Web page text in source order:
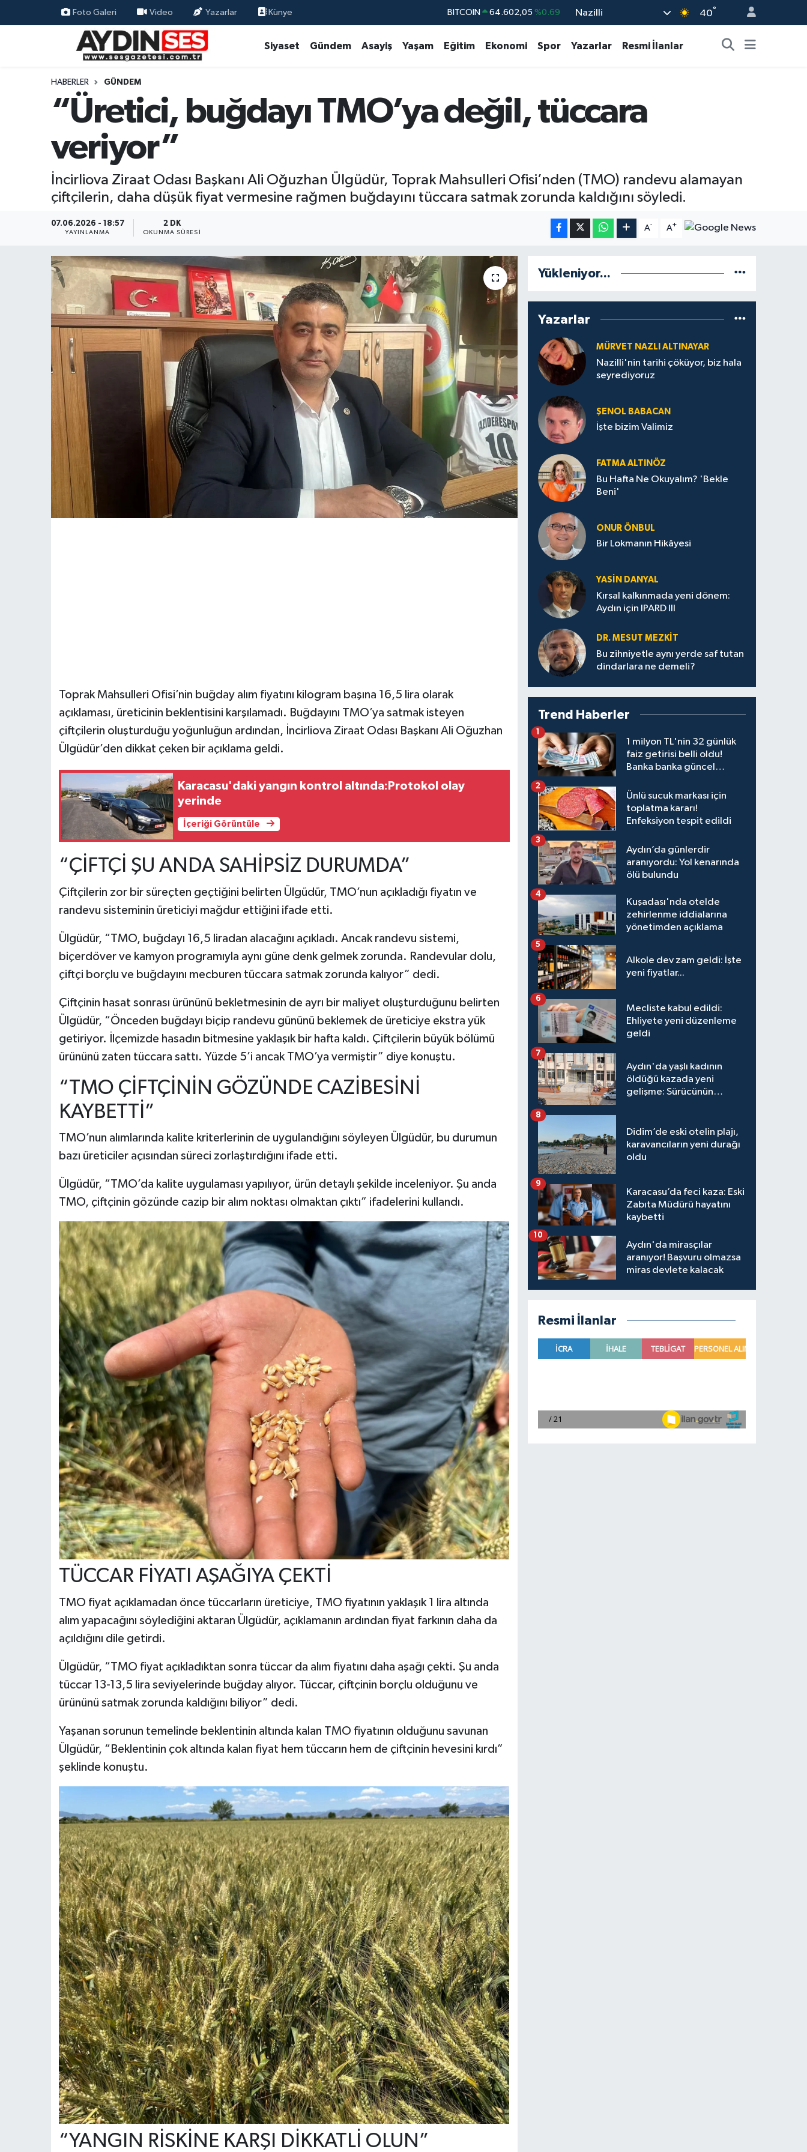
Foto Galeri Video Yazarlar Künye DOLAR 47,6006 %0.06
BİST100 13.768 %48
Nazilli 40°
Siyaset Gündem Asayiş Yaşam Eğitim Ekonomi Spor Yazarlar Resmi İlanlar
HABERLER GÜNDEM
“Üretici, buğdayı TMO’ya değil, tüccara
veriyor”
İncirliova Ziraat Odası Başkanı Ali Oğuzhan Ülgüdür, Toprak Mahsulleri Ofisi’nden (TMO) randevu alamayan
çiftçilerin, daha düşük fiyat vermesine rağmen buğdayını tüccara satmak zorunda kaldığını söyledi.
07.06.2026 - 18:57
YAYINLANMA
2 DK
OKUNMA SÜRESI
A- A+
Toprak Mahsulleri Ofisi’nin buğday alım fiyatını kilogram başına 16,5 lira olarak
açıklaması, üreticinin beklentisini karşılamadı. Buğdayını TMO’ya satmak isteyen
çiftçilerin oluşturduğu yoğunluğun ardından, İncirliova Ziraat Odası Başkanı Ali Oğuzhan
Ülgüdür’den dikkat çeken bir açıklama geldi.
Karacasu'daki yangın kontrol altında:Protokol olay
yerinde
İçeriği Görüntüle
“ÇİFTÇİ ŞU ANDA SAHİPSİZ DURUMDA”
Çiftçilerin zor bir süreçten geçtiğini belirten Ülgüdür, TMO’nun açıkladığı fiyatın ve
randevu sisteminin üreticiyi mağdur ettiğini ifade etti.
Ülgüdür, “TMO, buğdayı 16,5 liradan alacağını açıkladı. Ancak randevu sistemi,
biçerdöver ve kamyon programıyla aynı güne denk gelmek zorunda. Randevular dolu,
çiftçi borçlu ve buğdayını mecburen tüccara satmak zorunda kalıyor” dedi.
Çiftçinin hasat sonrası ürününü bekletmesinin de ayrı bir maliyet oluşturduğunu belirten
Ülgüdür, “Önceden buğdayı biçip randevu gününü beklemek de üreticiye ekstra yük
getiriyor. İlçemizde hasadın bitmesine yaklaşık bir hafta kaldı. Çiftçilerin büyük bölümü
ürününü zaten tüccara sattı. Yüzde 5’i ancak TMO’ya vermiştir” diye konuştu.
“TMO ÇİFTÇİNİN GÖZÜNDE CAZİBESİNİ
KAYBETTİ”
TMO’nun alımlarında kalite kriterlerinin de uygulandığını söyleyen Ülgüdür, bu durumun
bazı üreticiler açısından süreci zorlaştırdığını ifade etti.
Ülgüdür, “TMO’da kalite uygulaması yapılıyor, ürün detaylı şekilde inceleniyor. Şu anda
TMO, çiftçinin gözünde cazip bir alım noktası olmaktan çıktı” ifadelerini kullandı.
TÜCCAR FİYATI AŞAĞIYA ÇEKTİ
TMO fiyat açıklamadan önce tüccarların üreticiye, TMO fiyatının yaklaşık 1 lira altında
alım yapacağını söylediğini aktaran Ülgüdür, açıklamanın ardından fiyat farkının daha da
açıldığını dile getirdi.
Ülgüdür, “TMO fiyat açıkladıktan sonra tüccar da alım fiyatını daha aşağı çekti. Şu anda
tüccar 13-13,5 lira seviyelerinde buğday alıyor. Tüccar, çiftçinin borçlu olduğunu ve
ürününü satmak zorunda kaldığını biliyor” dedi.
Yaşanan sorunun temelinde beklentinin altında kalan TMO fiyatının olduğunu savunan
Ülgüdür, “Beklentinin çok altında kalan fiyat hem tüccarın hem de çiftçinin hevesini kırdı”
şeklinde konuştu.
“YANGIN RİSKİNE KARŞI DİKKATLİ OLUN”
Yükleniyor...
Yazarlar
MÜRVET NAZLI ALTINAYAR
Nazilli'nin tarihi çöküyor, biz hala
seyrediyoruz
ŞENOL BABACAN
İşte bizim Valimiz
FATMA ALTINÖZ
Bu Hafta Ne Okuyalım? 'Bekle
Beni'
ONUR ÖNBUL
Bir Lokmanın Hikâyesi
YASIN DANYAL
Kırsal kalkınmada yeni dönem:
Aydın için IPARD III
DR. MESUT MEZKIT
Bu zihniyetle aynı yerde saf tutan
dindarlara ne demeli?
Trend Haberler
1 milyon TL'nin 32 günlük
faiz getirisi belli oldu!
Banka banka güncel
1
Ünlü sucuk markası için
toplatma kararı!
Enfeksiyon tespit edildi
2
Aydın’da günlerdir
aranıyordu: Yol kenarında
ölü bulundu
3
Kuşadası'nda otelde
zehirlenme iddialarına
yönetimden açıklama
4
Alkole dev zam geldi: İşte
yeni fiyatlar...
5
Mecliste kabul edildi:
Ehliyete yeni düzenleme
geldi
6
Aydın'da yaşlı kadının
öldüğü kazada yeni
gelişme: Sürücünün
7
Didim’de eski otelin plajı,
karavancıların yeni durağı
oldu
8
Karacasu’da feci kaza: Eski
Zabıta Müdürü hayatını
kaybetti
9
Aydın'da mirasçılar
aranıyor! Başvuru olmazsa
miras devlete kalacak
10
Resmi İlanlar
Siyaset
Eğitim
Kültür Sanat
Spor
Aydın Nöbetçi Eczaneler
Aydın Hava Durumu
Aydin Namaz Vakitleri
Aydın Trafik Yoğunluk Haritası
Süper Lig Puan Durumu ve Fikstür
Tüm Manşetler
Son Dakika Haberleri
Haber Arşivi